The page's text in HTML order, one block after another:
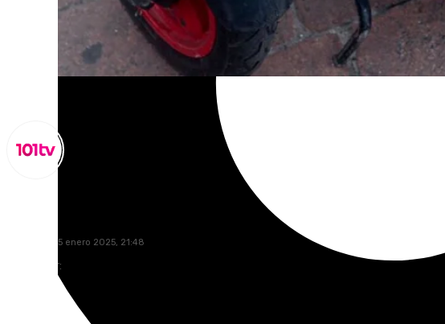
miércoles, 15 enero 2025, 21:48
Compartir: